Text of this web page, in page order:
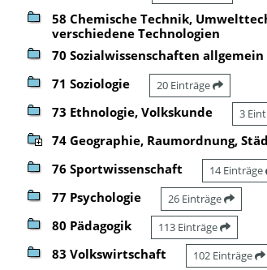
58 Chemische Technik,
verschiedene Technologien
70 Sozialwissenschaften allgemein
71 Soziologie 20 Einträge
73 Ethnologie, Volkskunde 3
74 Geographie, Raumordnung,
76 Sportwissenschaft 14 Einträge
77 Psychologie 26 Einträge
80 Pädagogik 113 Einträge
83 Volkswirtschaft 102 Einträge